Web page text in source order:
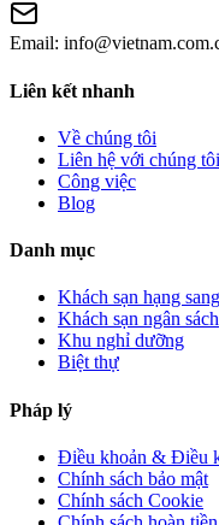
Email:
Liên kết nhanh
Về chúng tôi
Liên hệ với chúng tôi
Công việc
Blog
Danh mục
Khách sạn hạng sang
Khách sạn ngân sách
Khu nghỉ dưỡng
Biệt thự
Pháp lý
Điều khoản & Điều
Chính sách bảo mật
Chính sách Cookie